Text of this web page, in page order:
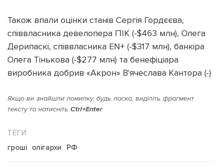
Також впали оцінки станів Сергія Гордєєва,
співвласника девелопера ПІК (-$463 млн), Олега
Дерипаскі, співвласника EN+ (-$317 млн), банкіра
Олега Тінькова (-$277 млн) та бенефіціара
виробника добрив «Акрон» В'ячеслава Кантора (-)
Якщо ви знайшли помилку, будь ласка, виділіть фрагмент
тексту та натисніть Ctrl+Enter.
гроші олігархи РФ